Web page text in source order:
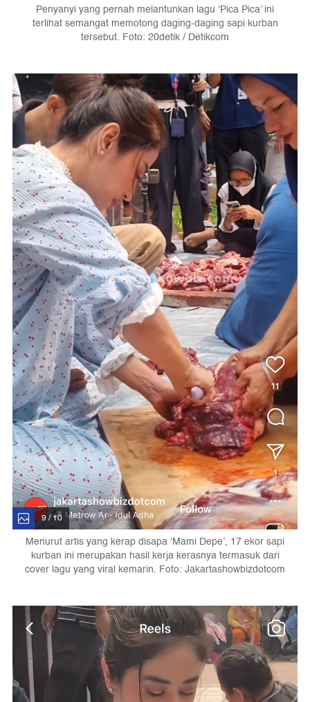
Penyanyi yang pernah melantunkan lagu ‘Pica Pica’ ini
terlihat semangat memotong daging-daging sapi kurban
tersebut. Foto: 20detik / Detikcom
9 / 10
Menurut artis yang kerap disapa ‘Mami Depe’, 17 ekor sapi
kurban ini merupakan hasil kerja kerasnya termasuk dari
cover lagu yang viral kemarin. Foto: Jakartashowbizdotcom